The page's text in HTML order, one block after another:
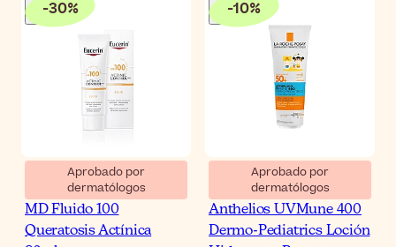
-30%
Aprobado por
dermatólogos
Eucerin Actinic Control
MD Fluido 100
Queratosis Actínica
-10%
Aprobado por
dermatólogos
La Roche-Posay
Anthelios UVMune 400
Dermo-Pediatrics Loción